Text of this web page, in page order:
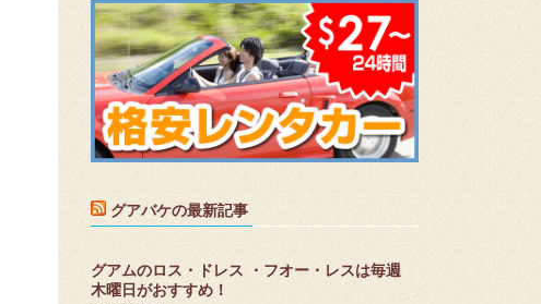
グアバケの最新記事
グアムのロス・ドレス ・フオー・レスは毎週
木曜日がおすすめ！